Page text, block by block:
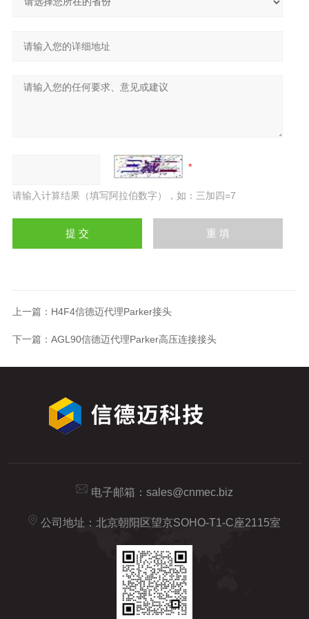
请输入计算结果（填写阿拉伯数字），如：三加四=7
上一篇： H4F4信德迈代理Parker接头
下一篇： AGL90信德迈代理Parker高压连接接头
电子邮箱： sales@cnmec.biz
公司地址：北京朝阳区望京SOHO-T1-C座2115室